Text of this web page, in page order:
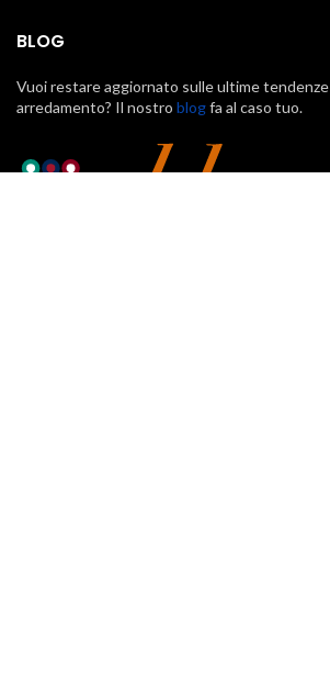
BLOG
Vuoi restare aggiornato sulle ultime tendenze
arredamento? Il nostro blogfa al caso tuo.